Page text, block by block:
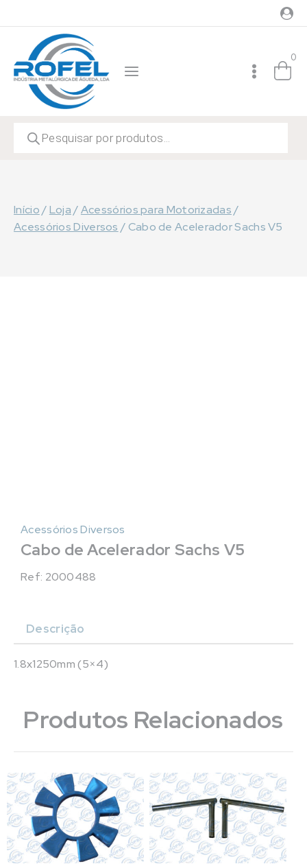
to
content
0
search
Início/Loja /Acessórios para Motorizadas /
Acessórios Diversos /Cabo de Acelerador Sachs V5
Acessórios Diversos
Cabo de Acelerador Sachs V5
Ref: 2000488
Descrição
1.8x1250mm (5×4)
Produtos Relacionados